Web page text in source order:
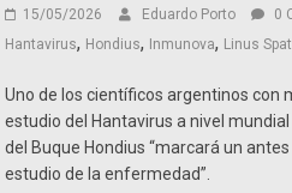
15/05/2026 Eduardo Porto 0
Hantavirus, Hondius, Inmunova, Linus
Uno de los científicos argentinos con
estudio del Hantavirus a nivel
del Buque Hondius “marcará un antes
estudio de la enfermedad”.